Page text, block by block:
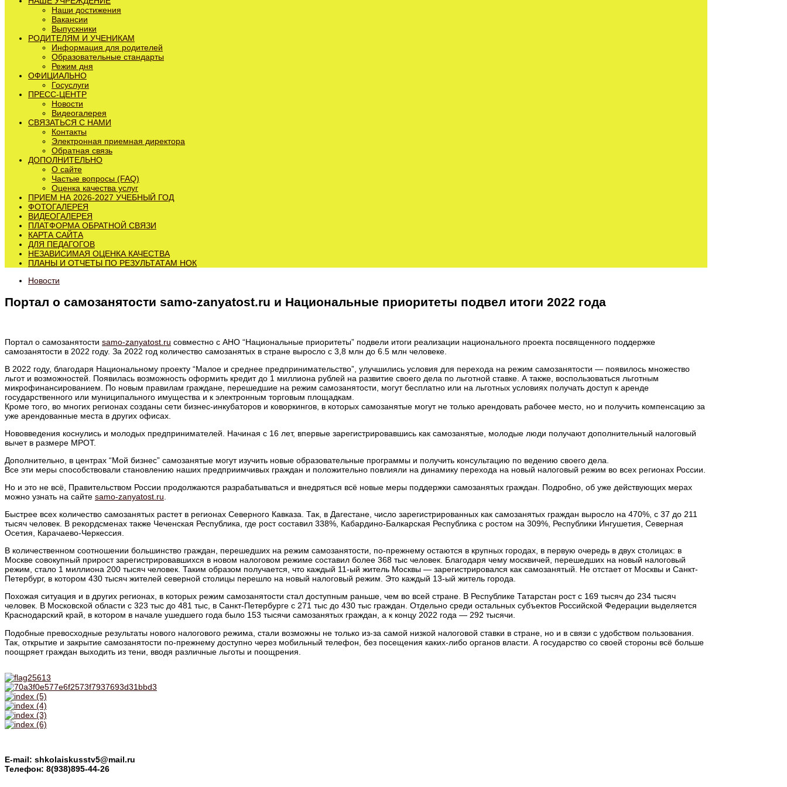
Наши достижения
Вакансии
Выпускники
РОДИТЕЛЯМ И УЧЕНИКАМ
Информация для родителей
Образовательные стандарты
Режим дня
ОФИЦИАЛЬНО
Госуслуги
ПРЕСС-ЦЕНТР
Новости
Видеогалерея
СВЯЗАТЬСЯ С НАМИ
Контакты
Электронная приемная директора
Обратная связь
ДОПОЛНИТЕЛЬНО
О сайте
Частые вопросы (FAQ)
Оценка качества услуг
ПРИЕМ НА 2026-2027 УЧЕБНЫЙ ГОД
ФОТОГАЛЕРЕЯ
ВИДЕОГАЛЕРЕЯ
ПЛАТФОРМА ОБРАТНОЙ СВЯЗИ
КАРТА САЙТА
ДЛЯ ПЕДАГОГОВ
НЕЗАВИСИМАЯ ОЦЕНКА КАЧЕСТВА
ПЛАНЫ И ОТЧЕТЫ ПО РЕЗУЛЬТАТАМ НОК
Новости
Портал о самозанятости samo-zanyatost.ru и Национальные приоритеты подвел итоги 2022 года
Портал о самозанятости samo-zanyatost.ru совместно с АНО “Национальные приоритеты” подвели итоги реализации национального проекта посвященного поддержке
самозанятости в 2022 году. За 2022 год количество самозанятых в стране выросло с 3,8 млн до 6.5 млн человеке.
В 2022 году, благодаря Национальному проекту “Малое и среднее предпринимательство”, улучшились условия для перехода на режим самозанятости — появилось множество
льгот и возможностей. Появилась возможность оформить кредит до 1 миллиона рублей на развитие своего дела по льготной ставке. А также, воспользоваться льготным
микрофинансированием. По новым правилам граждане, перешедшие на режим самозанятости, могут бесплатно или на льготных условиях получать доступ к аренде
государственного или муниципального имущества и к электронным торговым площадкам.
Кроме того, во многих регионах созданы сети бизнес-инкубаторов и коворкингов, в которых самозанятые могут не только арендовать рабочее место, но и получить компенсацию за
уже арендованные места в других офисах.
Нововведения коснулись и молодых предпринимателей. Начиная с 16 лет, впервые зарегистрировавшись как самозанятые, молодые люди получают дополнительный налоговый
вычет в размере МРОТ.
Дополнительно, в центрах “Мой бизнес” самозанятые могут изучить новые образовательные программы и получить консультацию по ведению своего дела.
Все эти меры способствовали становлению наших предприимчивых граждан и положительно повлияли на динамику перехода на новый налоговый режим во всех регионах России.
Но и это не всё, Правительством России продолжаются разрабатываться и внедряться всё новые меры поддержки самозанятых граждан. Подробно, об уже действующих мерах
можно узнать на сайте samo-zanyatost.ru.
Быстрее всех количество самозанятых растет в регионах Северного Кавказа. Так, в Дагестане, число зарегистрированных как самозанятых граждан выросло на 470%, с 37 до 211
тысяч человек. В рекордсменах также Чеченская Республика, где рост составил 338%, Кабардино-Балкарская Республика с ростом на 309%, Республики Ингушетия, Северная
Осетия, Карачаево-Черкессия.
В количественном соотношении большинство граждан, перешедших на режим самозанятости, по-прежнему остаются в крупных городах, в первую очередь в двух столицах: в
Москве совокупный прирост зарегистрировавшихся в новом налоговом режиме составил более 368 тыс человек. Благодаря чему москвичей, перешедших на новый налоговый
режим, стало 1 миллиона 200 тысяч человек. Таким образом получается, что каждый 11-ый житель Москвы — зарегистрировался как самозанятый. Не отстает от Москвы и Санкт-
Петербург, в котором 430 тысяч жителей северной столицы перешло на новый налоговый режим. Это каждый 13-ый житель города.
Похожая ситуация и в других регионах, в которых режим самозанятости стал доступным раньше, чем во всей стране. В Республике Татарстан рост с 169 тысяч до 234 тысяч
человек. В Московской области с 323 тыс до 481 тыс, в Санкт-Петербурге с 271 тыс до 430 тыс граждан. Отдельно среди остальных субъектов Российской Федерации выделяется
Краснодарский край, в котором в начале ушедшего года было 153 тысячи самозанятых граждан, а к концу 2022 года — 292 тысячи.
Подобные превосходные результаты нового налогового режима, стали возможны не только из-за самой низкой налоговой ставки в стране, но и в связи с удобством пользования.
Так, открытие и закрытие самозанятости по-прежнему доступно через мобильный телефон, без посещения каких-либо органов власти. А государство со своей стороны всё больше
поощряет граждан выходить из тени, вводя различные льготы и поощрения.
E-mail: shkolaiskusstv5@mail.ru
Телефон: 8(938)895-44-26